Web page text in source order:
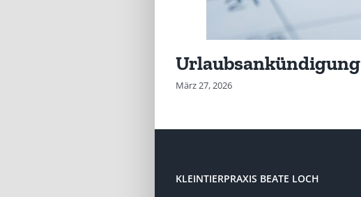
Urlaubsankündigung
März 27, 2026
KLEINTIERPRAXIS BEATE LOCH